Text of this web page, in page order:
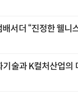
배서더 “진정한 웰
기술과 K컬처산업의